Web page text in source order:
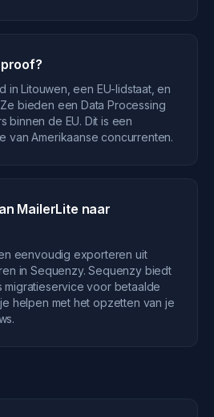
in Litouwen, een EU-lidstaat, en
bieden een Data Processing
binnen de EU. Dit is een
van Amerikaanse concurrenten.
MailerLite naar
eenvoudig exporteren uit
in Sequenzy. Sequenzy biedt
voor betaalde
helpen met het opzetten van je